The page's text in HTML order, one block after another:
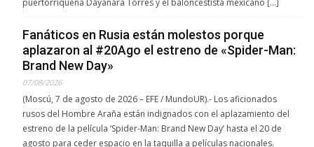
puertorriqueña Dayanara Torres y el baloncestista mexicano […]
Fanáticos en Rusia están molestos porque
aplazaron al #20Ago el estreno de «Spider-Man:
Brand New Day»
07/08/2026
(Moscú, 7 de agosto de 2026 – EFE / MundoUR).- Los aficionados
rusos del Hombre Araña están indignados con el aplazamiento del
estreno de la película ‘Spider-Man: Brand New Day’ hasta el 20 de
agosto para ceder espacio en la taquilla a películas nacionales.